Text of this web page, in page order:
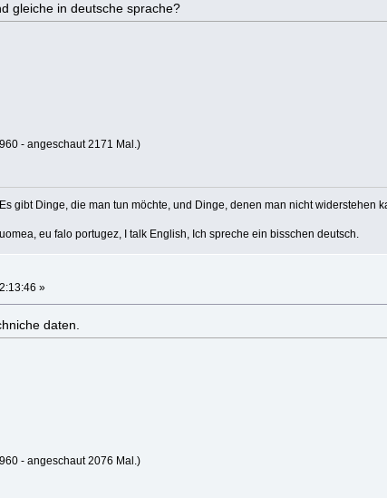
gleiche in deutsche sprache?
- angeschaut 2171 Mal.)
gibt Dinge, die man tun möchte, und Dinge, denen man nicht widerstehen
eu falo portugez, I talk English, Ich spreche ein bisschen deutsch.
»
daten.
- angeschaut 2076 Mal.)